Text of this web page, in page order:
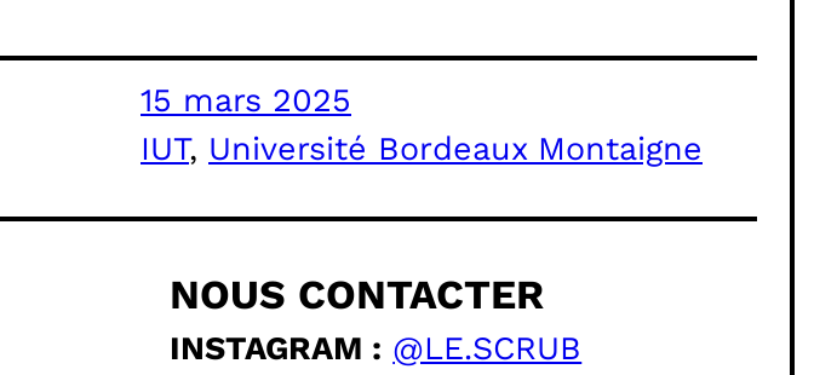
15 mars 2025
IUT, Université Bordeaux Montaigne
NOUS CONTACTER
INSTAGRAM : @LE.SCRUB